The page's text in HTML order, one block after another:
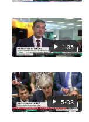
1:35
5:03